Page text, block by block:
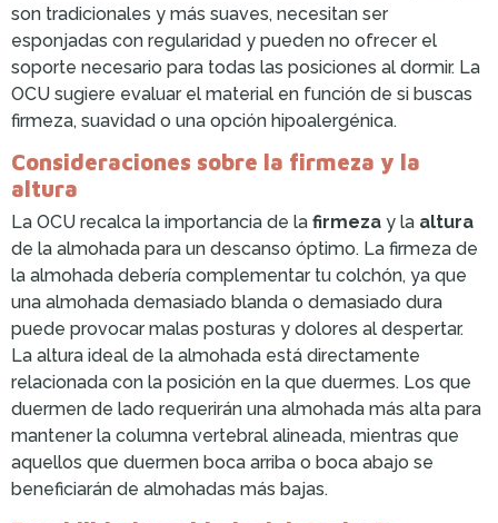
son tradicionales y más suaves, necesitan ser
esponjadas con regularidad y pueden no ofrecer el
soporte necesario para todas las posiciones al dormir. La
OCU sugiere evaluar el material en función de si buscas
firmeza, suavidad o una opción hipoalergénica.
Consideraciones sobre la firmeza y la
altura
La OCU recalca la importancia de la firmeza y la altura
de la almohada para un descanso óptimo. La firmeza de
la almohada debería complementar tu colchón, ya que
una almohada demasiado blanda o demasiado dura
puede provocar malas posturas y dolores al despertar.
La altura ideal de la almohada está directamente
relacionada con la posición en la que duermes. Los que
duermen de lado requerirán una almohada más alta para
mantener la columna vertebral alineada, mientras que
aquellos que duermen boca arriba o boca abajo se
beneficiarán de almohadas más bajas.